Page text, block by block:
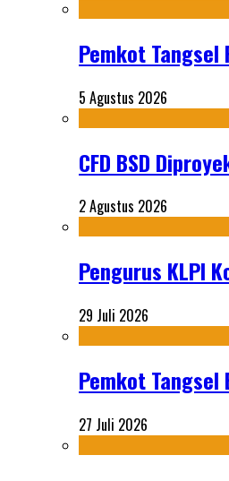
Pemkot
5 Agustus 2026
CFD BSD
2 Agustus 2026
Pengurus KLPI
29 Juli 2026
Pemkot
27 Juli 2026